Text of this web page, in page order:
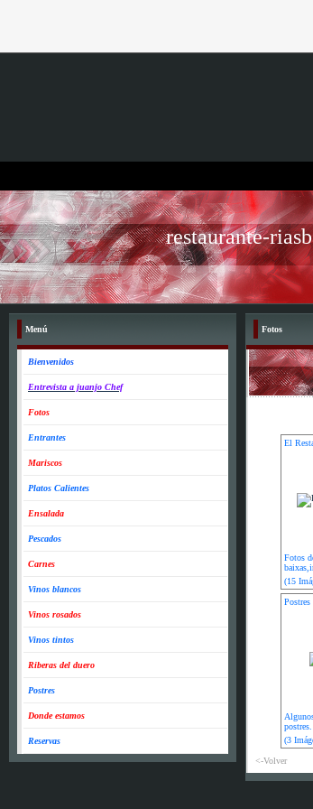
restaurante-
Menú
Bienvenidos
Entrevista a juanjo Chef
Fotos
Entrantes
Mariscos
Platos Calientes
Ensalada
Pescados
Carnes
Vinos blancos
Vinos rosados
Vinos tintos
Riberas del duero
Postres
Donde estamos
Reservas
Fotos
El
Fotos
(15
Postres
postres.
(3
<-Volver